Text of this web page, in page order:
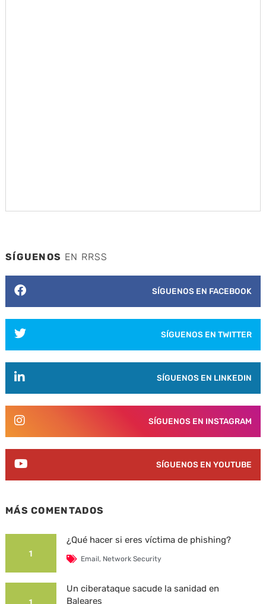
SÍGUENOS EN RRSS
SÍGUENOS EN FACEBOOK
SÍGUENOS EN TWITTER
SÍGUENOS EN LINKEDIN
SÍGUENOS EN INSTAGRAM
SÍGUENOS EN YOUTUBE
MÁS COMENTADOS
1
¿Qué hacer si eres víctima de phishing?
Email, Network Security
Un ciberataque sacude la sanidad en
Baleares